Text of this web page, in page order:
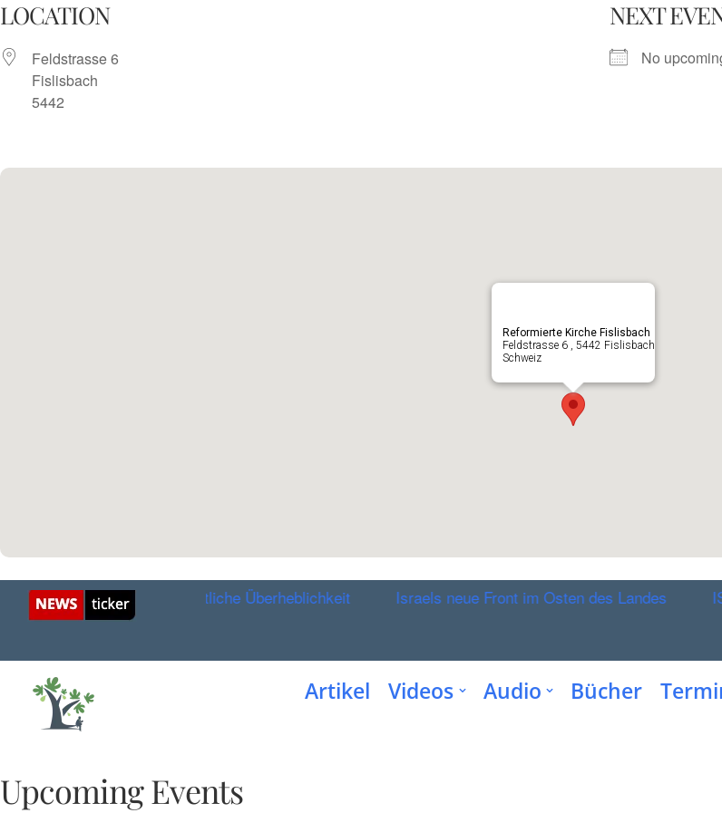
Skip
content
LOCATION
Feldstrasse 6
Fislisbach
5442
NEXT
No
Reformierte Kirche Fislisbach
Feldstrasse 6 , 5442 Fislisbach
Schweiz
Kein Grund für christliche Überheblichkeit Israels neue Front im Osten des Landes
Artikel Videos Audio Bücher
Upcoming Events